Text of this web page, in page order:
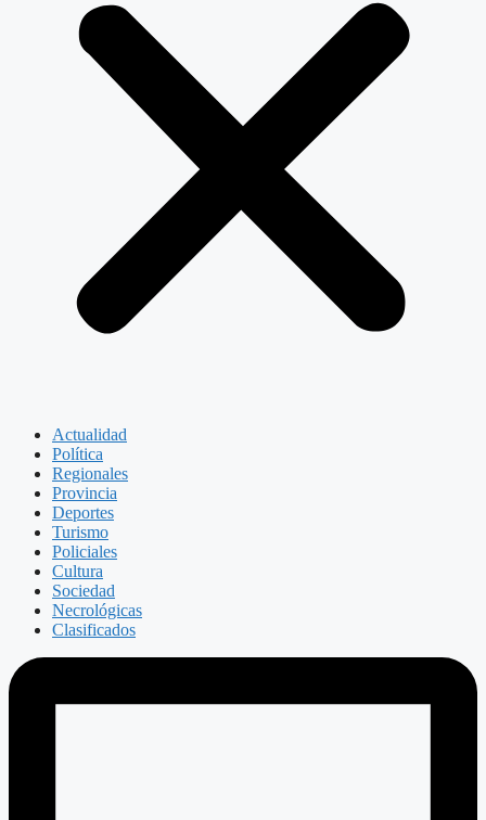
Actualidad
Política
Regionales
Provincia
Deportes
Turismo
Policiales
Cultura
Sociedad
Necrológicas
Clasificados